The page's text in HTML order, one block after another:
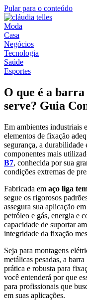
Pular para o conteúdo
Moda
Casa
Negócios
Tecnologia
Saúde
Esportes
O que é a
serve? Guia
Em ambientes industriais
elementos de fixação
segurança, a durabilidade
componentes mais
B7, conhecida por sua
condições extremas de
Fabricada em aço liga
segue os rigorosos
assegura sua aplicação
petróleo e gás, energia e
capacidade de suportar
integridade da fixação
Seja para montagens
metálicas pesadas, a
prática e robusta para
você entenderá por que
para profissionais que
em suas aplicações.